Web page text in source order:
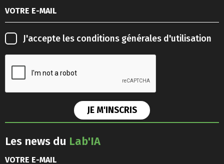
J'accepte les conditions générales d'utilisation
Les news du Lab'IA